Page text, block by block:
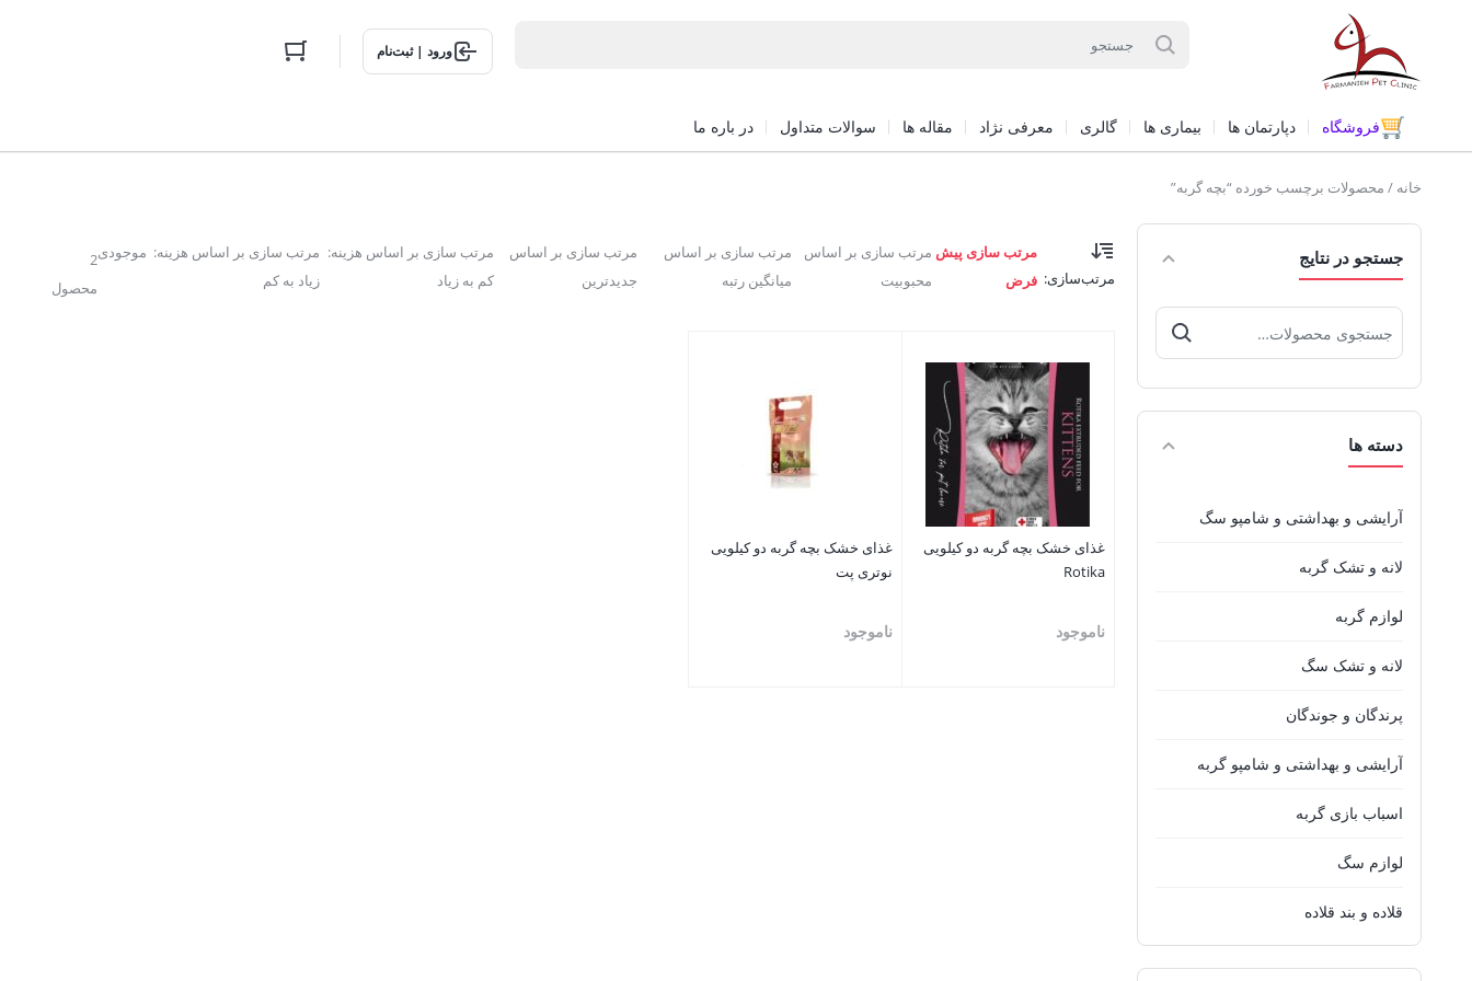
ورود | ثبت‌نام
فروشگاه دپارتمان ها بیماری ها گالری معرفی نژاد مقاله ها سوالات متداول در باره ما
خانه / محصولات برچسب خورده “بچه گربه”
جستجو در نتایج
برای:
دسته ها
آرایشی و بهداشتی و شامپو سگ
لانه و تشک گربه
لوازم گربه
لانه و تشک سگ
پرندگان و جوندگان
آرایشی و بهداشتی و شامپو گربه
اسباب بازی گربه
لوازم سگ
قلاده و بند قلاده
2
محصول
مرتب‌سازی:
مرتب سازی پیش
فرض
مرتب سازی بر اساس
محبوبیت
مرتب سازی بر اساس
میانگین رتبه
مرتب سازی بر اساس
جدیدترین
مرتب سازی بر اساس هزینه:
کم به زیاد
مرتب سازی بر اساس هزینه:
زیاد به کم
موجودی
غذای خشک بچه گربه دو کیلویی
Rotika
ناموجود
غذای خشک بچه گربه دو کیلویی
نوتری پت
ناموجود